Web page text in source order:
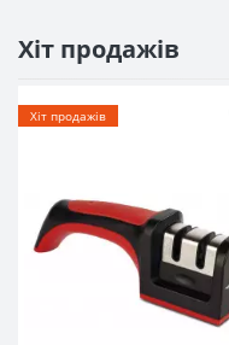
Хіт продажів
Хіт продажів